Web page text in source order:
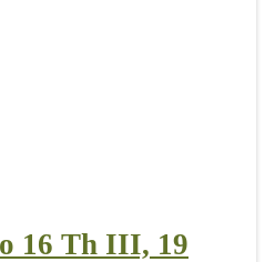
16 Th III, 19